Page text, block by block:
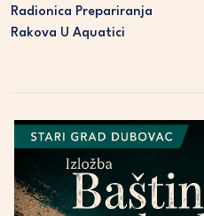
Radionica Prepariranja
Rakova U Aquatici